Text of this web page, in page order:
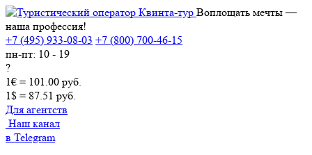
Воплощать мечты —
наша профессия!
+7 (495) 933-08-03 +7 (800) 700-46-15
пн-пт: 10 - 19
?
1€ = 101.00 руб.
1$ = 87.51 руб.
Для агентств
Наш канал
в Telegram